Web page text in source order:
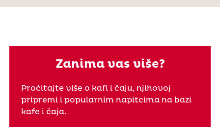
Zanima vas više?
Pročitajte više o kafi i čaju, njihovoj
pripremi i popularnim napitcima na bazi
kafe i čaja.